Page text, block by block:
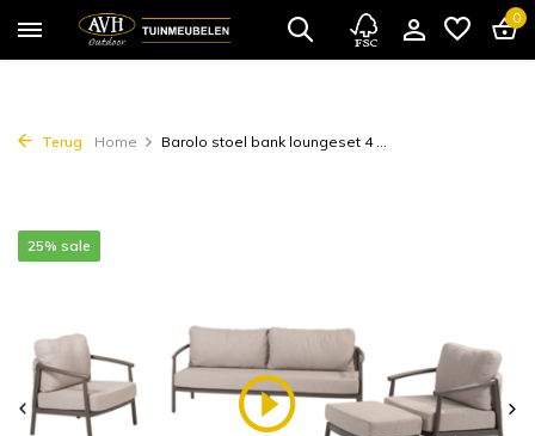
0
Terug Home Barolo stoel bank loungeset 4 ...
25% sale